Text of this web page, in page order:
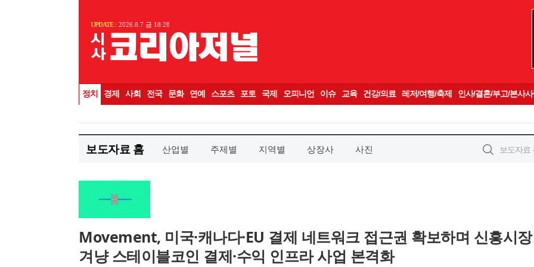
보도자료 홈 산업별 주제별 지역별 상장사 사진
Movement, 미국·캐나다·EU 결제 네트워크 접근권 확보하며 신흥시장
겨냥 스테이블코인 결제·수익 인프라 사업 본격화